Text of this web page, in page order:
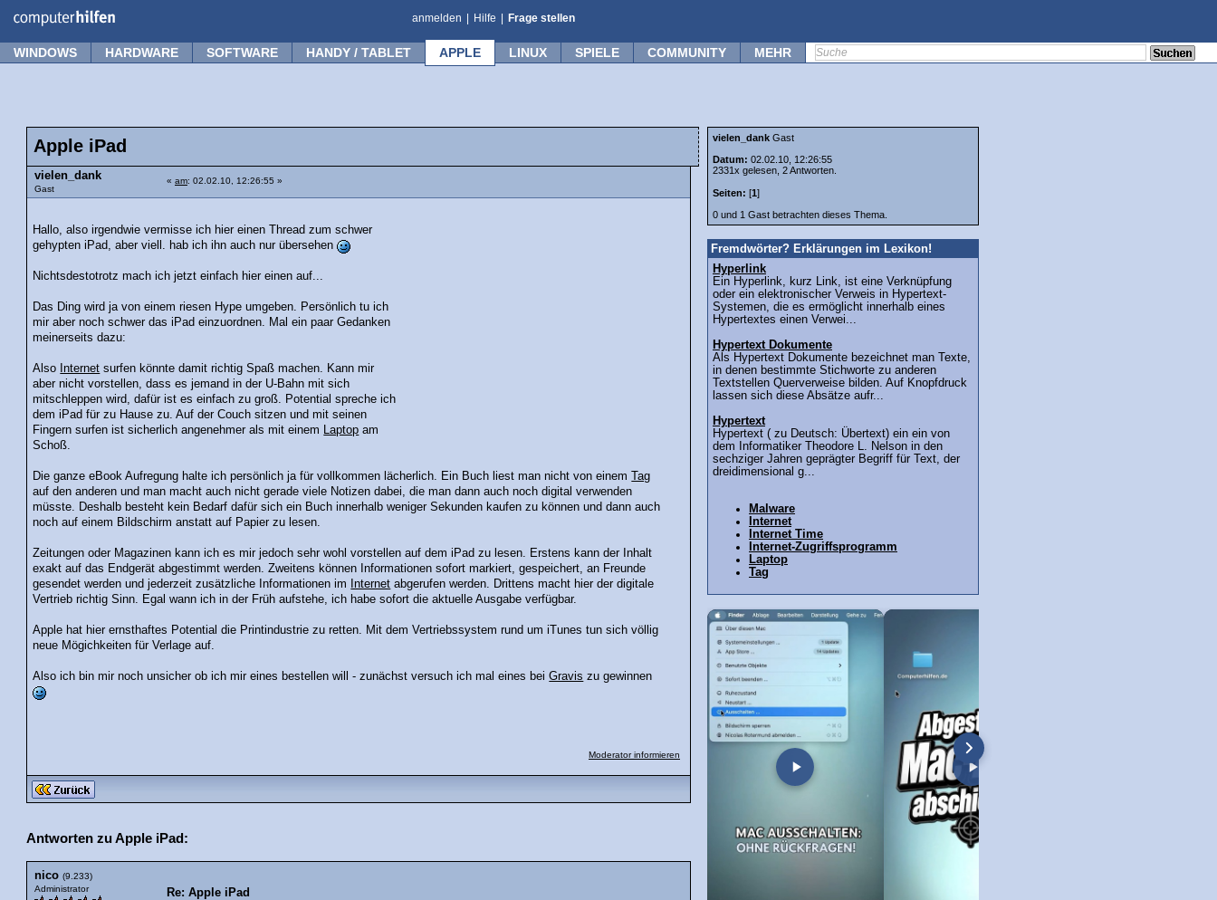
anmelden Hilfe Frage stellen
WINDOWS HARDWARE SOFTWARE HANDY / TABLET APPLE LINUX SPIELE COMMUNITY MEHR
Apple iPad
vielen_dank
Gast
« am: 02.02.10, 12:26:55 »
Hallo, also irgendwie vermisse ich hier einen Thread zum schwer
gehypten iPad, aber viell. hab ich ihn auch nur übersehen
Nichtsdestotrotz mach ich jetzt einfach hier einen auf...
Das Ding wird ja von einem riesen Hype umgeben. Persönlich tu ich
mir aber noch schwer das iPad einzuordnen. Mal ein paar Gedanken
meinerseits dazu:
Also Internet surfen könnte damit richtig Spaß machen. Kann mir
aber nicht vorstellen, dass es jemand in der U-Bahn mit sich
mitschleppen wird, dafür ist es einfach zu groß. Potential spreche ich
dem iPad für zu Hause zu. Auf der Couch sitzen und mit seinen
Fingern surfen ist sicherlich angenehmer als mit einem
Laptop am
Schoß.
Die ganze eBook Aufregung halte ich persönlich ja für vollkommen lächerlich. Ein Buch liest man nicht von einemTag
auf den anderen und man macht auch nicht gerade viele Notizen dabei, die man dann auch noch digital verwenden
müsste. Deshalb besteht kein Bedarf dafür sich ein Buch innerhalb weniger Sekunden kaufen zu können und dann auch
noch auf einem Bildschirm anstatt auf Papier zu lesen.
Zeitungen oder Magazinen kann ich es mir jedoch sehr wohl vorstellen auf dem iPad zu lesen. Erstens kann der Inhalt
exakt auf das Endgerät abgestimmt werden. Zweitens können Informationen sofort markiert, gespeichert, an Freunde
gesendet werden und jederzeit zusätzliche Informationen im
Internet abgerufen werden. Drittens macht hier der digitale
Vertrieb richtig Sinn. Egal wann ich in der Früh aufstehe, ich habe sofort die aktuelle Ausgabe verfügbar.
Apple hat hier ernsthaftes Potential die Printindustrie zu retten. Mit dem Vertriebssystem rund um iTunes tun sich völlig
neue Mögichkeiten für Verlage auf.
Also ich bin mir noch unsicher ob ich mir eines bestellen will - zunächst versuch ich mal eines beiGravis zu gewinnen
Moderator informieren
Antworten zu Apple iPad:
nico (9.233)
Administrator
Re: Apple iPad
vielen_dank Gast
Datum: 02.02.10, 12:26:55
2331x gelesen, 2 Antworten.
Seiten: [1]
0 und 1 Gast betrachten dieses Thema.
Fremdwörter? Erklärungen im Lexikon!
Hyperlink
Ein Hyperlink, kurz Link, ist eine Verknüpfung
oder ein elektronischer Verweis in Hypertext-
Systemen, die es ermöglicht innerhalb eines
Hypertextes einen Verwei...
Hypertext Dokumente
Als Hypertext Dokumente bezeichnet man Texte,
in denen bestimmte Stichworte zu anderen
Textstellen Querverweise bilden. Auf Knopfdruck
lassen sich diese Absätze aufr...
Hypertext
Hypertext ( zu Deutsch: Übertext) ein ein von
dem Informatiker Theodore L. Nelson in den
sechziger Jahren geprägter Begriff für Text, der
dreidimensional g...
Malware
Internet
Internet Time
Internet-Zugriffsprogramm
Laptop
Tag